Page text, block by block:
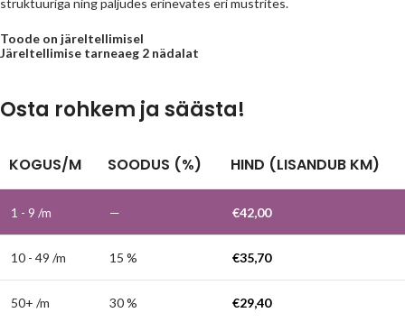
struktuuriga ning paljudes erinevates eri mustrites.
Toode on järeltellimisel
Järeltellimise tarneaeg 2 nädalat
Osta rohkem ja säästa!
KOGUS/M SOODUS (%) HIND (LISANDUB KM)
1 - 9 /m — €42,00
10 - 49 /m 15 % €35,70
50+ /m 30 % €29,40